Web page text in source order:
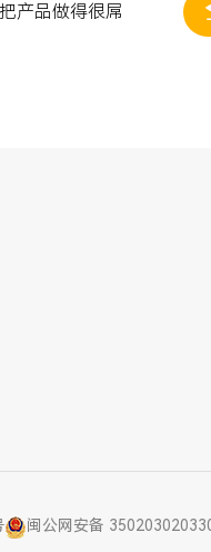
产品做得很屌
闽公网安备